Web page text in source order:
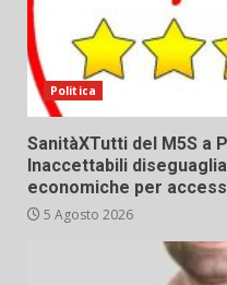
Politica
SanitàXTutti del M5S a
Inaccettabili
economiche per
5 Agosto 2026